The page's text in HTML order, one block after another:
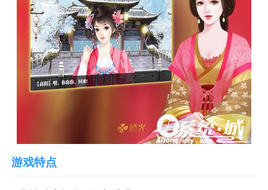
游戏特点